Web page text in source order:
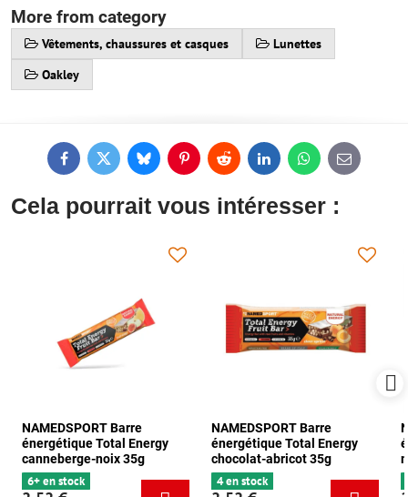
More from category
Vêtements, chaussures et casques
Lunettes
Oakley
FacebookTwitterBlueskyPinterestReddit LinkedInWhatsApp
E-
mail
Cela pourrait vous intéresser :
NAMEDSPORT Barre
énergétique Total Energy
canneberge-noix 35g
6+ en stock
NAMEDSPORT Barre
énergétique Total Energy
chocolat-abricot 35g
4 en stock